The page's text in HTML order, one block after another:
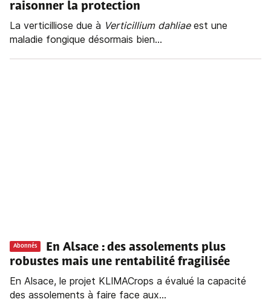
raisonner la protection
La verticilliose due à Verticillium dahliaeest une
maladie fongique désormais bien...
Abonnés
En Alsace : des assolements plus
robustes mais une rentabilité fragilisée
En Alsace, le projet KLIMACrops a évalué la capacité
des assolements à faire face aux...